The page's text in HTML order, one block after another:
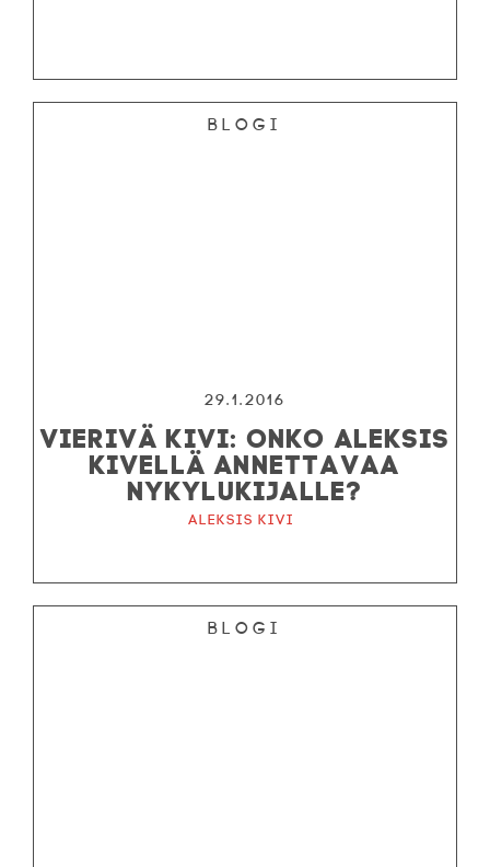
Blogi
29.1.2016
VIERIVÄ KIVI: ONKO ALEKSIS
KIVELLÄ ANNETTAVAA
NYKYLUKIJALLE?
Aleksis Kivi
Blogi